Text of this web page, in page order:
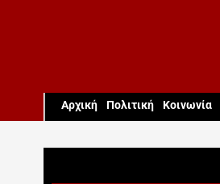
Aρχική Πολιτική Κοινωνία